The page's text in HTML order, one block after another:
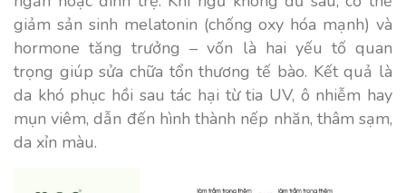
giảm sản sinh melatonin (chống oxy hóa mạnh) và
hormone tăng trưởng – vốn là hai yếu tố quan
trọng giúp sửa chữa tổn thương tế bào. Kết quả là
da khó phục hồi sau tác hại từ tia UV, ô nhiễm hay
mụn viêm, dẫn đến hình thành nếp nhăn, thâm sạm,
da xỉn màu.